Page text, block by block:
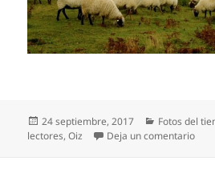
Publicado
el
24 septiembre, 2017 Categorías
Fotos del
lectores,Oiz Deja un comentarioen